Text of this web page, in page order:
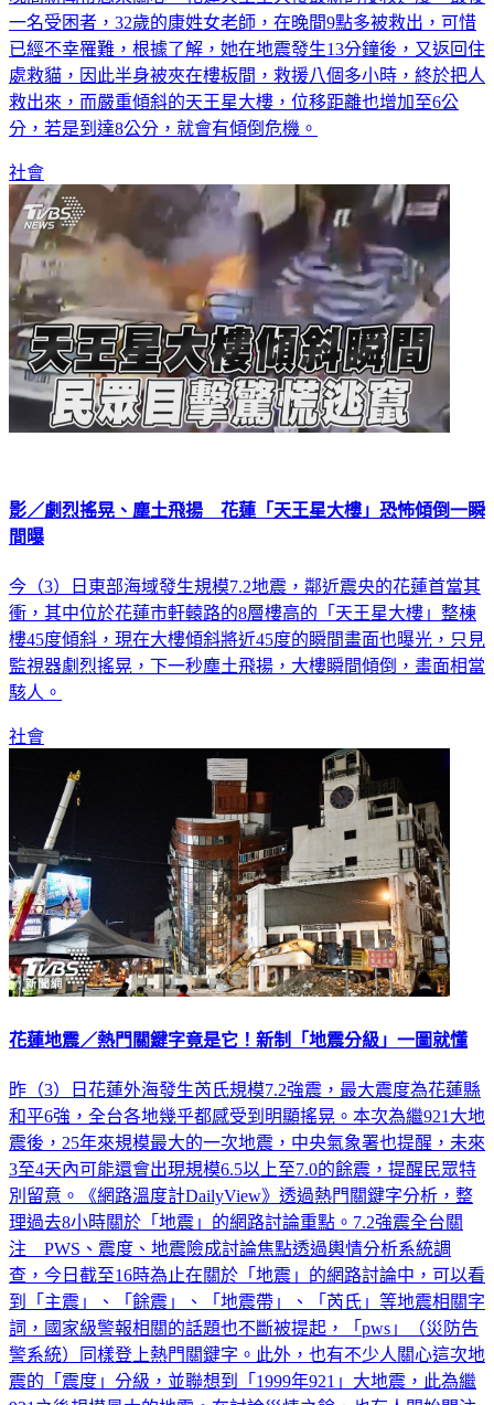
一名受困者，32歲的康姓女老師，在晚間9點多被救出，可惜
已經不幸罹難，根據了解，她在地震發生13分鐘後，又返回住
處救貓，因此半身被夾在樓板間，救援八個多小時，終於把人
救出來，而嚴重傾斜的天王星大樓，位移距離也增加至6公
分，若是到達8公分，就會有傾倒危機。
社會
影／劇烈搖晃、塵土飛揚 花蓮「天王星大樓」恐怖傾倒一瞬
間曝
今（3）日東部海域發生規模7.2地震，鄰近震央的花蓮首當其
衝，其中位於花蓮市軒轅路的8層樓高的「天王星大樓」整棟
樓45度傾斜，現在大樓傾斜將近45度的瞬間畫面也曝光，只見
監視器劇烈搖晃，下一秒塵土飛揚，大樓瞬間傾倒，畫面相當
駭人。
社會
花蓮地震／熱門關鍵字竟是它！新制「地震分級」一圖就懂
昨（3）日花蓮外海發生芮氏規模7.2強震，最大震度為花蓮縣
和平6強，全台各地幾乎都感受到明顯搖晃。本次為繼921大地
震後，25年來規模最大的一次地震，中央氣象署也提醒，未來
3至4天內可能還會出現規模6.5以上至7.0的餘震，提醒民眾特
別留意。《網路溫度計DailyView》透過熱門關鍵字分析，整
理過去8小時關於「地震」的網路討論重點。7.2強震全台關
注 PWS、震度、地震險成討論焦點透過輿情分析系統調
查，今日截至16時為止在關於「地震」的網路討論中，可以看
到「主震」、「餘震」、「地震帶」、「芮氏」等地震相關字
詞，國家級警報相關的話題也不斷被提起，「pws」（災防告
警系統）同樣登上熱門關鍵字。此外，也有不少人關心這次地
震的「震度」分級，並聯想到「1999年921」大地震，此為繼